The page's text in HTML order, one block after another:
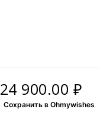
24 900.00 ₽
Сохранить в Ohmywishes